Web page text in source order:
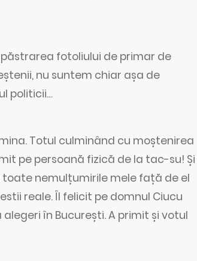
fotoliului de primar de
nu suntem chiar așa de
politicii…
Totul culminând cu moștenirea
pe persoană fizică de la tac-su! Și
toate nemulțumirile mele față de el
reale. Îl felicit pe domnul Ciucu
în București. A primit și votul